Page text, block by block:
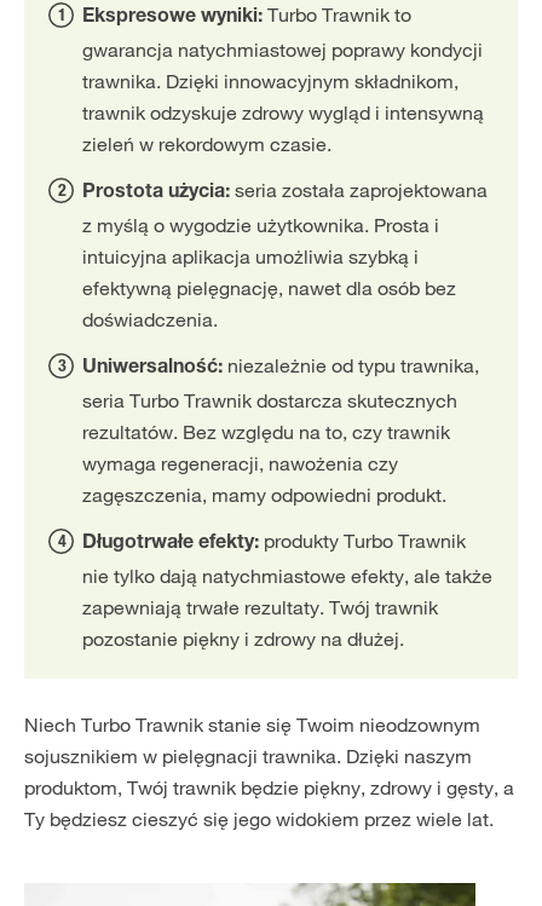
Ekspresowe wyniki: Turbo Trawnik to
gwarancja natychmiastowej poprawy kondycji
trawnika. Dzięki innowacyjnym składnikom,
trawnik odzyskuje zdrowy wygląd i intensywną
zieleń w rekordowym czasie.
Prostota użycia: seria została zaprojektowana
z myślą o wygodzie użytkownika. Prosta i
intuicyjna aplikacja umożliwia szybką i
efektywną pielęgnację, nawet dla osób bez
doświadczenia.
Uniwersalność: niezależnie od typu trawnika,
seria Turbo Trawnik dostarcza skutecznych
rezultatów. Bez względu na to, czy trawnik
wymaga regeneracji, nawożenia czy
zagęszczenia, mamy odpowiedni produkt.
Długotrwałe efekty: produkty Turbo Trawnik
nie tylko dają natychmiastowe efekty, ale także
zapewniają trwałe rezultaty. Twój trawnik
pozostanie piękny i zdrowy na dłużej.
Niech Turbo Trawnik stanie się Twoim nieodzownym
sojusznikiem w pielęgnacji trawnika. Dzięki naszym
produktom, Twój trawnik będzie piękny, zdrowy i gęsty, a
Ty będziesz cieszyć się jego widokiem przez wiele lat.